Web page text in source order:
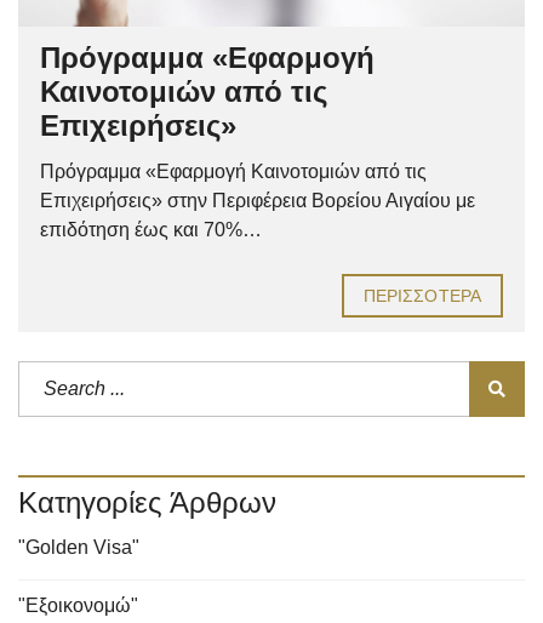
Πρόγραμμα «Εφαρμογή
Καινοτομιών από τις
Επιχειρήσεις»
Πρόγραμμα «Εφαρμογή Καινοτομιών από τις
Επιχειρήσεις» στην Περιφέρεια Βορείου Αιγαίου με
επιδότηση έως και 70%…
ΠΕΡΙΣΣΌΤΕΡΑ
Κατηγορίες Άρθρων
"Golden Visa"
"Εξοικονομώ"